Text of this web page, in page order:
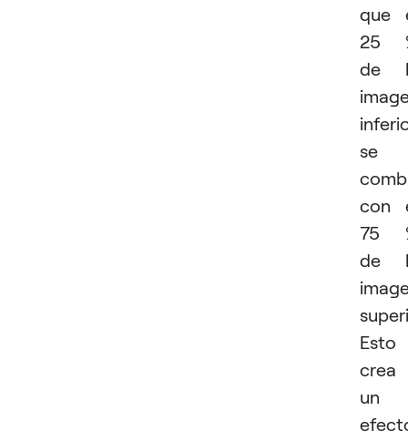
que
25
de
se
con
75
de
Esto
crea
un